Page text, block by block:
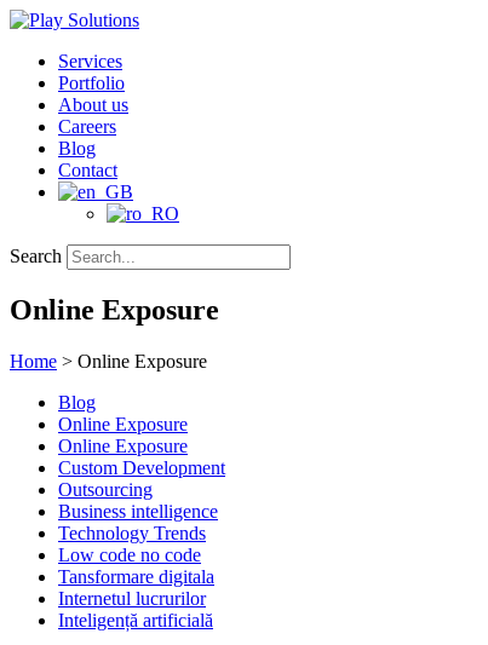
Skip
contentServices
Portfolio
About us
Careers
Blog
Contact
Search
Online Exposure
Home > Online Exposure
Blog
Online Exposure
Online Exposure
Custom Development
Outsourcing
Business intelligence
Technology Trends
Low code no code
Tansformare digitala
Internetul lucrurilor
Inteligență artificială